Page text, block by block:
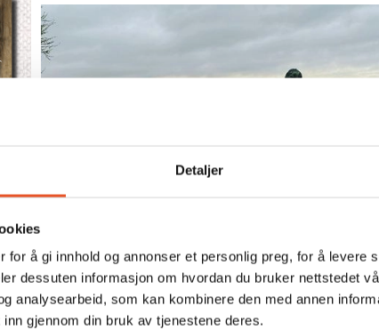
Detaljer
for å gi innhold og annonser et personlig preg, for å levere
dessuten informasjon om hvordan du bruker nettstedet
analysearbeid, som kan kombinere den med annen
gjennom din bruk av tjenestene deres.